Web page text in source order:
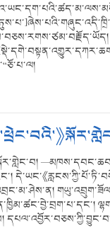
》
དེ་ཡང་《